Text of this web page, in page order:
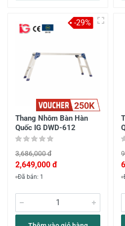
250K
Thang Nhôm Bàn Hàn
Quốc IG DWD-612
3,686,000 đ
2,649,000 đ
Đã bán: 1
-29%